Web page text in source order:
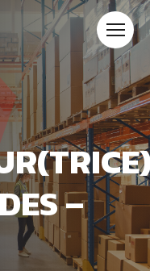
Ouvrir
la
du
site
–